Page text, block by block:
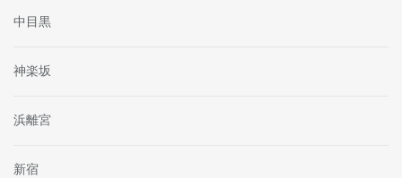
中目黒
神楽坂
浜離宮
新宿